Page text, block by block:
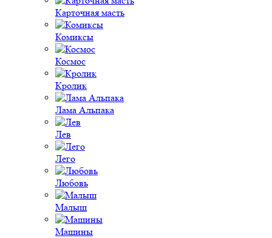
Карточная масть
Комиксы
Космос
Кролик
Лама Альпака
Лев
Лего
Любовь
Малыш
Машины